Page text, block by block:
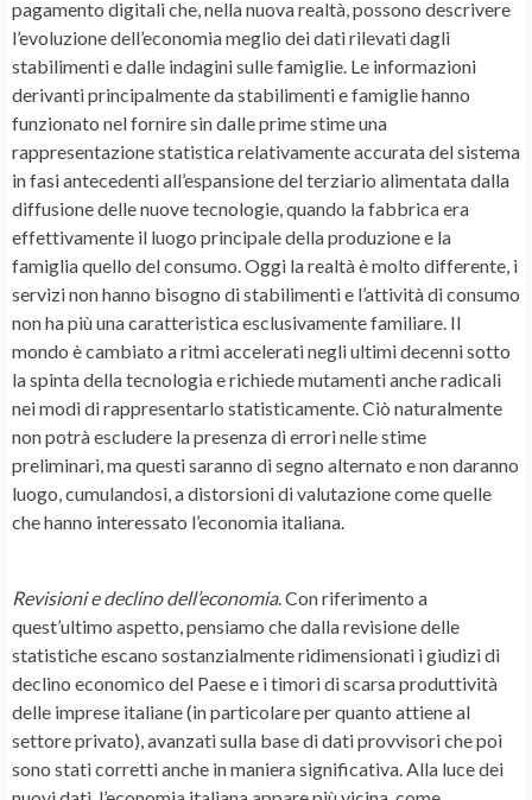
pagamento digitali che, nella nuova realtà, possono descrivere
l’evoluzione dell’economia meglio dei dati rilevati dagli
stabilimenti e dalle indagini sulle famiglie. Le informazioni
derivanti principalmente da stabilimenti e famiglie hanno
funzionato nel fornire sin dalle prime stime una
rappresentazione statistica relativamente accurata del sistema
in fasi antecedenti all’espansione del terziario alimentata dalla
diffusione delle nuove tecnologie, quando la fabbrica era
effettivamente il luogo principale della produzione e la
famiglia quello del consumo. Oggi la realtà è molto differente, i
servizi non hanno bisogno di stabilimenti e l’attività di consumo
non ha più una caratteristica esclusivamente familiare. Il
mondo è cambiato a ritmi accelerati negli ultimi decenni sotto
la spinta della tecnologia e richiede mutamenti anche radicali
nei modi di rappresentarlo statisticamente. Ciò naturalmente
non potrà escludere la presenza di errori nelle stime
preliminari, ma questi saranno di segno alternato e non daranno
luogo, cumulandosi, a distorsioni di valutazione come quelle
che hanno interessato l’economia italiana.
Revisioni e declino dell’economia. Con riferimento a
quest’ultimo aspetto, pensiamo che dalla revisione delle
statistiche escano sostanzialmente ridimensionati i giudizi di
declino economico del Paese e i timori di scarsa produttività
delle imprese italiane (in particolare per quanto attiene al
settore privato), avanzati sulla base di dati provvisori che poi
sono stati corretti anche in maniera significativa. Alla luce dei